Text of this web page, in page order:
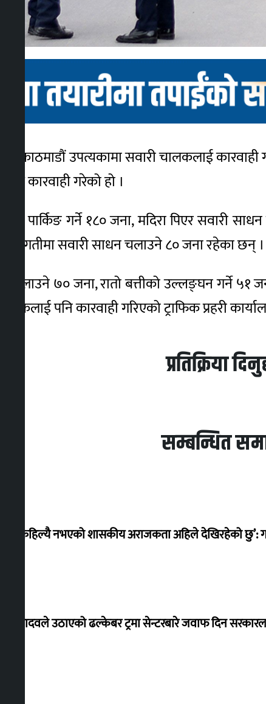
काठमाडौं उपत्यकामा सवारी चालकलाई
कारवाही गरेको हो ।
पार्किङ गर्ने १८० जना, मदिरा पिएर सवारी
गतीमा सवारी साधन चलाउने ८० जना रहेका छन् ।
चलाउने ७० जना, रातो बत्तीको उल्लङ्घन गर्ने ५१
चालकलाई पनि कारवाही गरिएको ट्राफिक प्रहरी
प्रतिक्रिया
सम्बन्धित
‘देशमा कहिल्यै नभएको शासकीय अराजकता अहिले देखिरहेको छु’:
सांसद यादवले उठाएको ढल्केबर ट्रमा सेन्टरबारे जवाफ दिन